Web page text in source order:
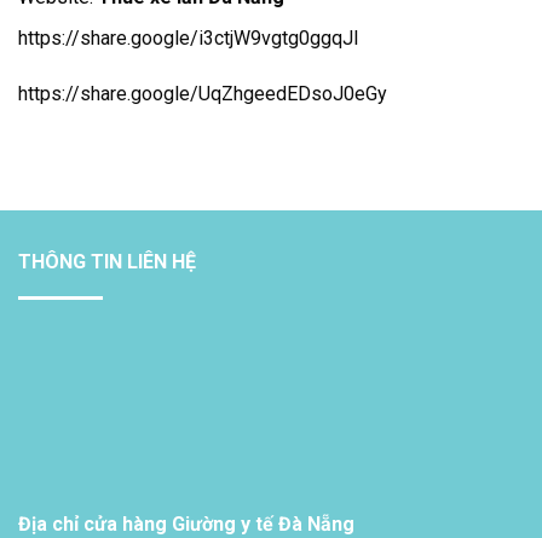
https://share.google/i3ctjW9vgtg0ggqJl
https://share.google/UqZhgeedEDsoJ0eGy
THÔNG TIN LIÊN HỆ
Địa chỉ cửa hàng Giường y tế Đà Nẵng